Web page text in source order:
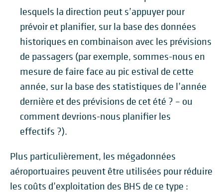
lesquels la direction peut s’appuyer pour
prévoir et planifier, sur la base des données
historiques en combinaison avec les prévisions
de passagers (par exemple, sommes-nous en
mesure de faire face au pic estival de cette
année, sur la base des statistiques de l’année
dernière et des prévisions de cet été ? – ou
comment devrions-nous planifier les
effectifs ?).
Plus particulièrement, les mégadonnées
aéroportuaires peuvent être utilisées pour réduire
les coûts d’exploitation des BHS de ce type :